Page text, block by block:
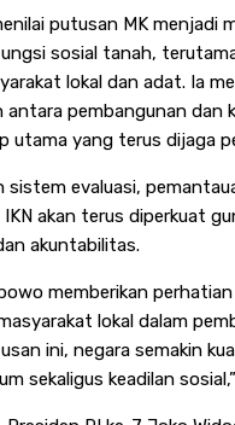
putusan MK menjadi
sosial tanah,
lokal dan adat. Ia
antara pembangunan dan
utama yang terus dijaga
sistem evaluasi,
akan terus diperkuat
akuntabilitas.
memberikan
lokal dalam
ini, negara semakin
sekaligus keadilan